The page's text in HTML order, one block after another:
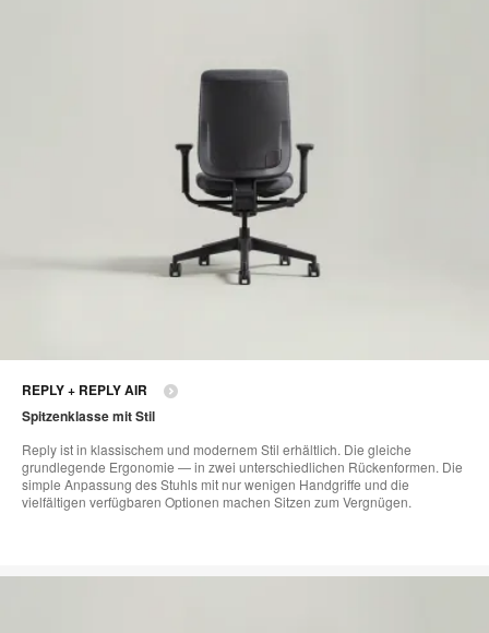
REPLY + REPLY AIR
Spitzenklasse mit Stil
Reply ist in klassischem und modernem Stil erhältlich. Die gleiche
grundlegende Ergonomie — in zwei unterschiedlichen Rückenformen. Die
simple Anpassung des Stuhls mit nur wenigen Handgriffe und die
vielfältigen verfügbaren Optionen machen Sitzen zum Vergnügen.